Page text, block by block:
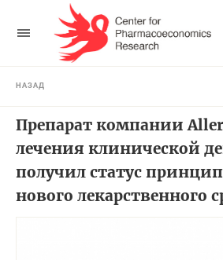
НАЗАД
Препарат компании
лечения клинической
получил статус
нового лекарственного